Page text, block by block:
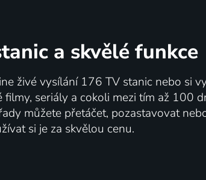
a skvělé funkce
živé vysílání 176 TV stanic nebo si
filmy, seriály a cokoli mezi tím až 100
můžete přetáčet, pozastavovat
si je za skvělou cenu.